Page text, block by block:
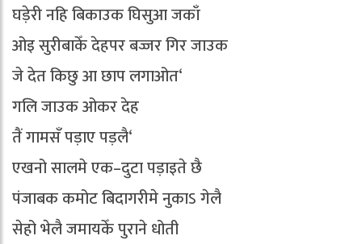
घड़ेरी नहि बिकाउक घिसुआ जकाँ
ओइ सुरीबाकेँ देहपर बज्जर गिर जाउक
जे देत किछु आ छाप लगाओत‘
गलि जाउक ओकर देह
तैं गामसँ पड़ाए पड़लै‘
एखनो सालमे एक–दुटा पड़ाइते छै
पंजाबक कमोट बिदागरीमे नुकाऽ गेलै
सेहो भेलै जमायकेँ पुराने धोती